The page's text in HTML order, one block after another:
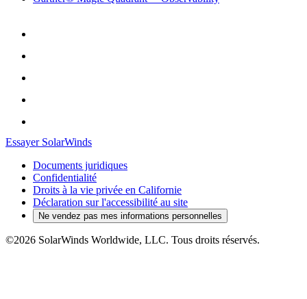
Essayer SolarWinds
Documents juridiques
Confidentialité
Droits à la vie privée en Californie
Déclaration sur l'accessibilité au site
Ne vendez pas mes informations personnelles
©2026 SolarWinds Worldwide, LLC. Tous droits réservés.